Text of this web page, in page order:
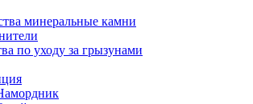
минеральные камни
по уходу за грызунами